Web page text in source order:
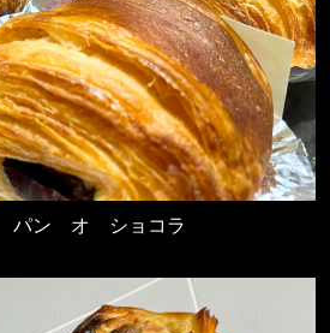
パン オ ショコラ